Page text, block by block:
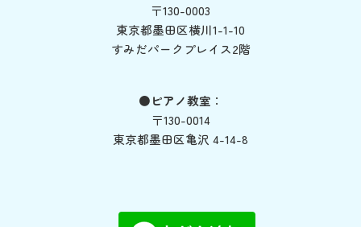
〒130-0003
東京都墨田区横川1-1-10
すみだパークプレイス2階
●ピアノ教室 ：
〒130-0014
東京都墨田区亀沢 4-14-8